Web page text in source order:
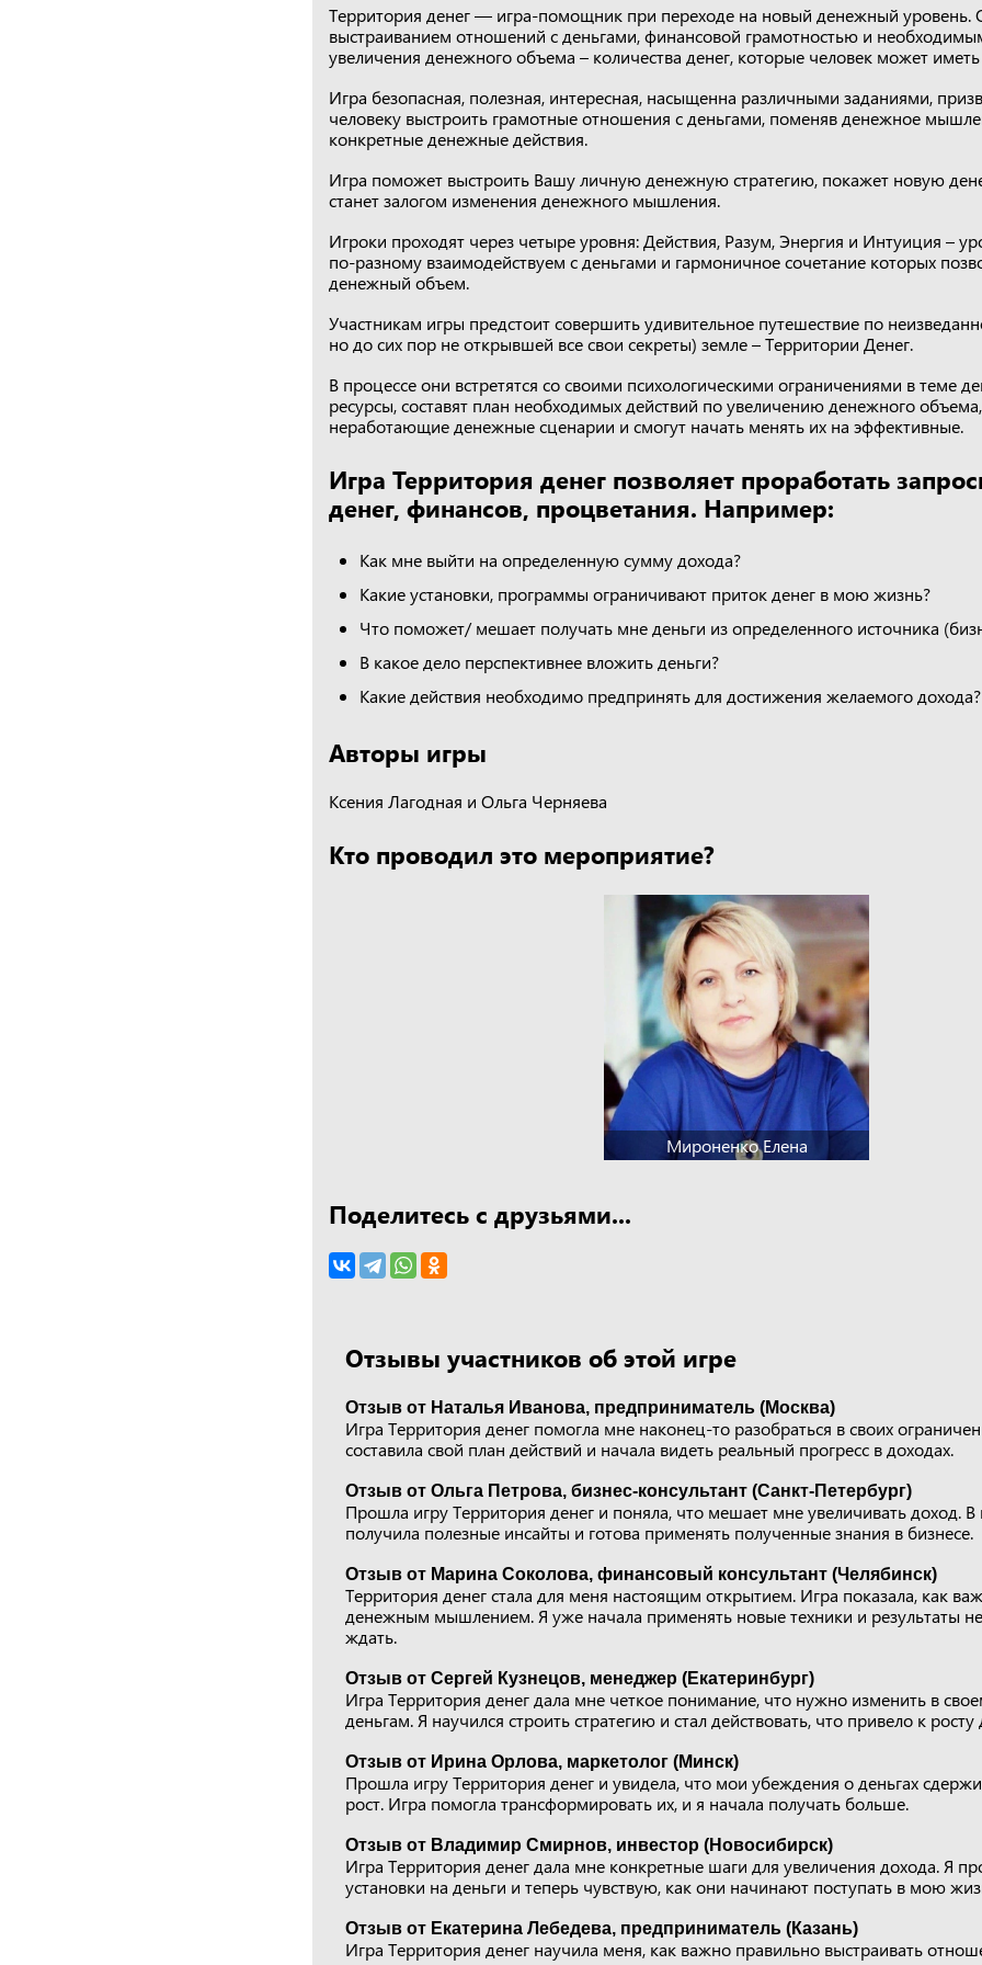
Территория денег — игра-помощник при переходе на новый денежный уровень.
выстраиванием отношений с деньгами, финансовой грамотностью и
увеличения денежного объема – количества денег, которые человек может
Игра безопасная, полезная, интересная, насыщенна различными заданиями,
человеку выстроить грамотные отношения с деньгами, поменяв денежное
конкретные денежные действия.
Игра поможет выстроить Вашу личную денежную стратегию, покажет новую
станет залогом изменения денежного мышления.
Игроки проходят через четыре уровня: Действия, Разум, Энергия и Интуиция –
по-разному взаимодействуем с деньгами и гармоничное сочетание которых
денежный объем.
Участникам игры предстоит совершить удивительное путешествие по
но до сих пор не открывшей все свои секреты) земле – Территории Денег.
В процессе они встретятся со своими психологическими ограничениями в теме
ресурсы, составят план необходимых действий по увеличению денежного
неработающие денежные сценарии и смогут начать менять их на эффективные.
Игра Территория денег позволяет проработать
денег, финансов, процветания. Например:
Как мне выйти на определенную сумму дохода?
Какие установки, программы ограничивают приток денег в мою жизнь?
Что поможет/ мешает получать мне деньги из определенного источника
В какое дело перспективнее вложить деньги?
Какие действия необходимо предпринять для достижения желаемого
Авторы игры
Ксения Лагодная и Ольга Черняева
Кто проводил это мероприятие?
Мироненко Елена
Поделитесь с друзьями...
Отзывы участников об этой игре
Отзыв от Наталья Иванова, предприниматель (Москва)
Игра Территория денег помогла мне наконец-то разобраться в своих
составила свой план действий и начала видеть реальный прогресс в доходах.
Отзыв от Ольга Петрова, бизнес-консультант (Санкт-Петербург)
Прошла игру Территория денег и поняла, что мешает мне увеличивать доход. В
получила полезные инсайты и готова применять полученные знания в бизнесе.
Отзыв от Марина Соколова, финансовый консультант (Челябинск)
Территория денег стала для меня настоящим открытием. Игра показала, как
денежным мышлением. Я уже начала применять новые техники и результаты не
ждать.
Отзыв от Сергей Кузнецов, менеджер (Екатеринбург)
Игра Территория денег дала мне четкое понимание, что нужно изменить в
деньгам. Я научился строить стратегию и стал действовать, что привело к росту
Отзыв от Ирина Орлова, маркетолог (Минск)
Прошла игру Территория денег и увидела, что мои убеждения о деньгах
рост. Игра помогла трансформировать их, и я начала получать больше.
Отзыв от Владимир Смирнов, инвестор (Новосибирск)
Игра Территория денег дала мне конкретные шаги для увеличения дохода. Я
установки на деньги и теперь чувствую, как они начинают поступать в мою
Отзыв от Екатерина Лебедева, предприниматель (Казань)
Игра Территория денег научила меня, как важно правильно выстраивать